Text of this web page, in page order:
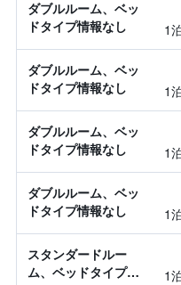
ダブルルーム、ベッ
ドタイプ情報なし
1
ダブルルーム、ベッ
ドタイプ情報なし
1
ダブルルーム、ベッ
ドタイプ情報なし
1
ダブルルーム、ベッ
ドタイプ情報なし
1
スタンダードルー
ム、ベッドタイプ情
1